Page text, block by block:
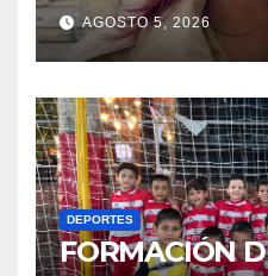
AGOSTO 5, 2026
DEPORTES
FORMACIÓN